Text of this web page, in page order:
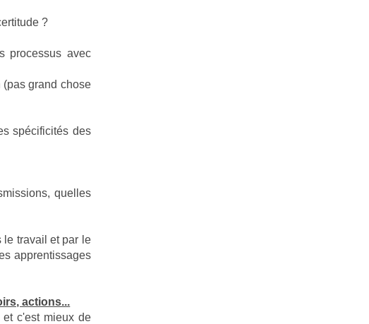
?
processus avec
(pas grand chose
spécificités des
quelles
le travail et par le
apprentissages
actions...
c'est mieux de